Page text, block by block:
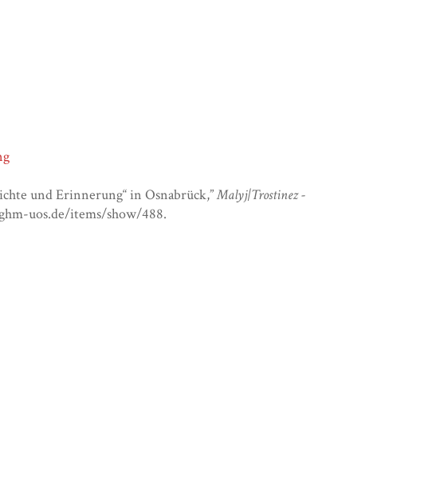
und Erinnerung“ in Osnabrück,”Malyj|Trostinez -
uos.de/items/show/488.